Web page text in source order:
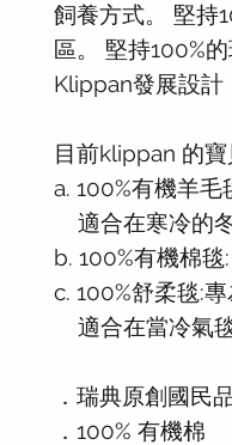
飼養方式。 堅持
區。 堅持100%
Klippan發展設計
目前klippan 的
a. 100%有機羊
適合在寒冷的
b. 100%有機棉
c. 100%舒柔毯:
適合在當冷氣
．瑞典原創國民
．100% 有機棉